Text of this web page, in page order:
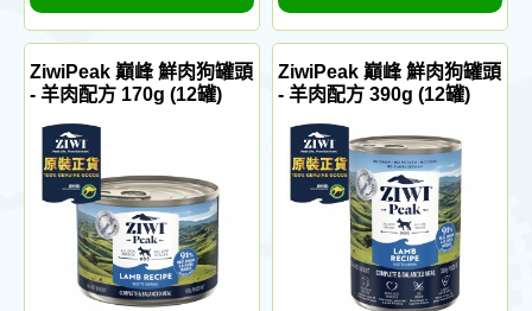
ZiwiPeak 巔峰 鮮肉狗罐頭
- 羊肉配方 170g (12罐)
ZiwiPeak 巔峰 鮮肉狗罐頭
- 羊肉配方 390g (12罐)